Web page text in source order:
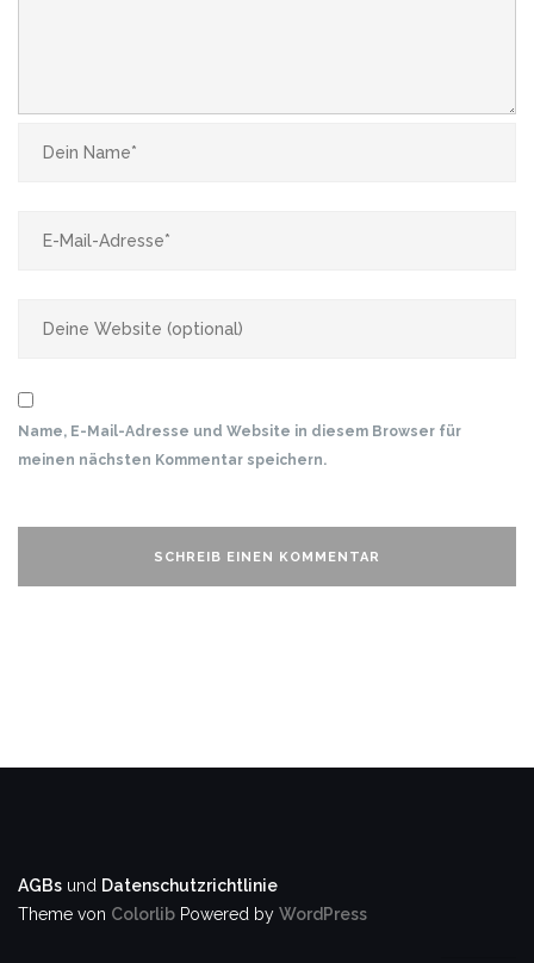
Name, E-Mail-Adresse und Website in diesem Browser für
meinen nächsten Kommentar speichern.
AGBs und Datenschutzrichtlinie
Theme von Colorlib Powered by WordPress